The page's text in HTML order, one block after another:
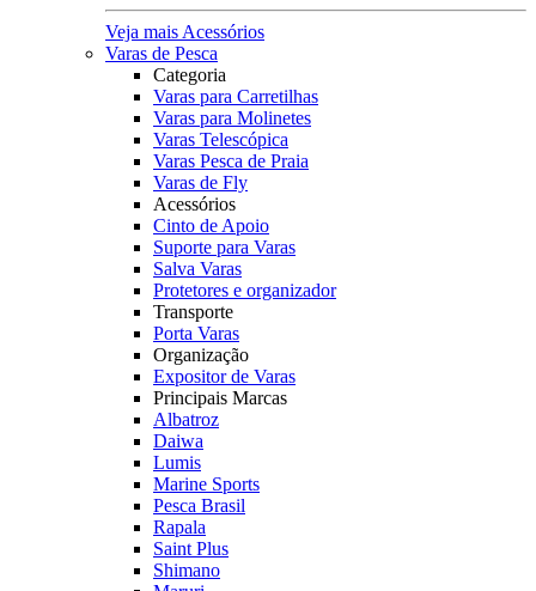
Veja mais Acessórios
Varas de Pesca
Categoria
Varas para Carretilhas
Varas para Molinetes
Varas Telescópica
Varas Pesca de Praia
Varas de Fly
Acessórios
Cinto de Apoio
Suporte para Varas
Salva Varas
Protetores e organizador
Transporte
Porta Varas
Organização
Expositor de Varas
Principais Marcas
Albatroz
Daiwa
Lumis
Marine Sports
Pesca Brasil
Rapala
Saint Plus
Shimano